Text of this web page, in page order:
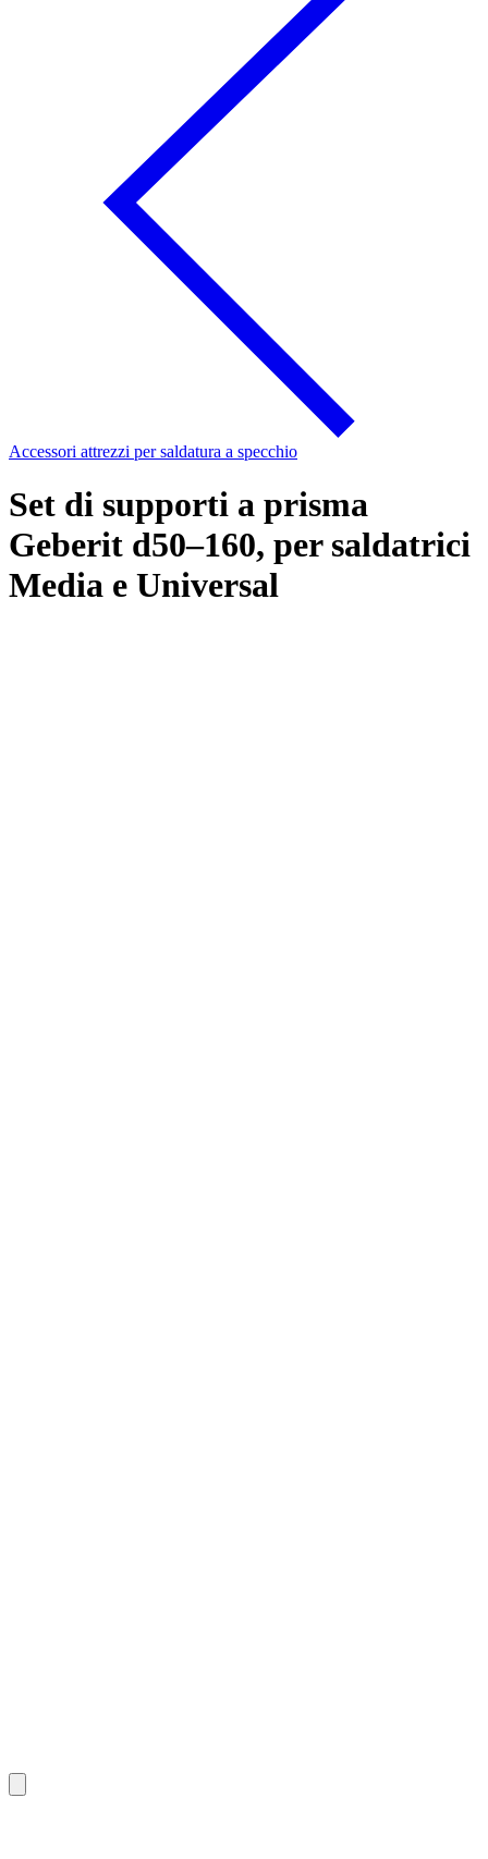
Accessori attrezzi per saldatura a specchio
Set di supporti a prisma
Geberit d50–160, per saldatrici
Media e Universal